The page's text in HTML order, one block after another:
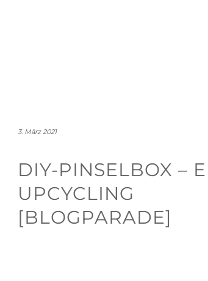
3. März 2021
DIY-PINSELBOX –
UPCYCLING
[BLOGPARADE]